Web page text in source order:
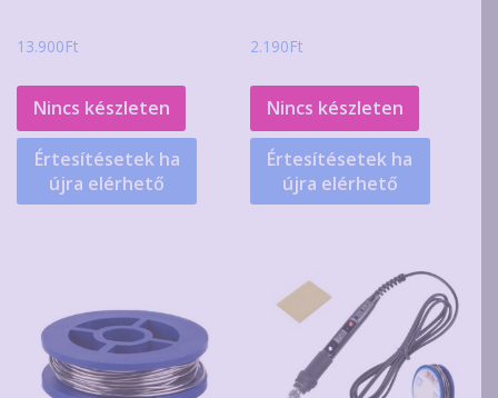
13.900Ft
Nincs készleten
Értesítésetek ha
újra elérhető
2.190Ft
Nincs készleten
Értesítésetek ha
újra elérhető